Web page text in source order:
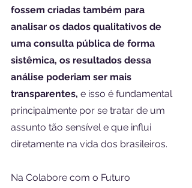
fossem criadas também para
analisar os dados qualitativos de
uma consulta pública de forma
sistêmica, os resultados dessa
análise poderiam ser mais
transparentes, e isso é fundamental
principalmente por se tratar de um
assunto tão sensível e que influi
diretamente na vida dos brasileiros.
Na Colabore com o Futuro